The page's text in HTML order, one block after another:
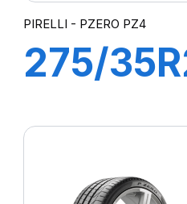
PIRELLI - PZERO PZ4
275/